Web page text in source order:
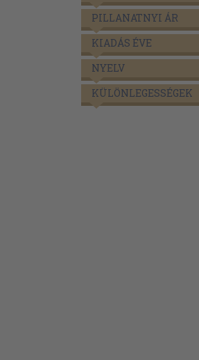
PILLANATNYI ÁR
KIADÁS ÉVE
NYELV
KÜLÖNLEGESSÉGEK